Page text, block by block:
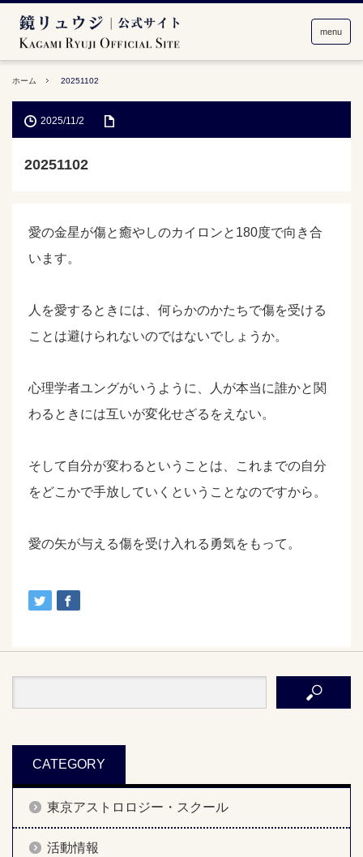
menu
ホーム 20251102
2025/11/2
20251102
愛の金星が傷と癒やしのカイロンと180度で向き合
います。
人を愛するときには、何らかのかたちで傷を受ける
ことは避けられないのではないでしょうか。
心理学者ユングがいうように、人が本当に誰かと関
わるときには互いが変化せざるをえない。
そして自分が変わるということは、これまでの自分
をどこかで手放していくということなのですから。
愛の矢が与える傷を受け入れる勇気をもって。
CATEGORY
東京アストロロジー・スクール
活動情報